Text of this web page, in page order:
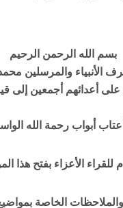
بسم الله الرحمن الرحيم
الأنبياء والمرسلين
على أعدائهم أجمعين إلى
أبواب رحمة الله
للقراء الأعزاء بفتح هذا
الخاصة